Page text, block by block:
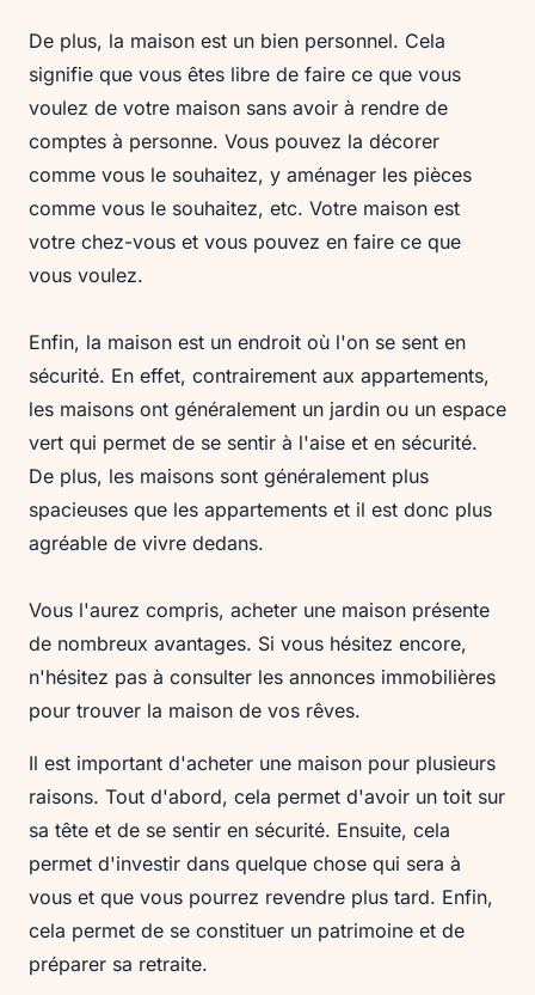
De plus, la maison est un bien personnel. Cela
signifie que vous êtes libre de faire ce que vous
voulez de votre maison sans avoir à rendre de
comptes à personne. Vous pouvez la décorer
comme vous le souhaitez, y aménager les pièces
comme vous le souhaitez, etc. Votre maison est
votre chez-vous et vous pouvez en faire ce que
vous voulez.
Enfin, la maison est un endroit où l'on se sent en
sécurité. En effet, contrairement aux appartements,
les maisons ont généralement un jardin ou un espace
vert qui permet de se sentir à l'aise et en sécurité.
De plus, les maisons sont généralement plus
spacieuses que les appartements et il est donc plus
agréable de vivre dedans.
Vous l'aurez compris, acheter une maison présente
de nombreux avantages. Si vous hésitez encore,
n'hésitez pas à consulter les annonces immobilières
pour trouver la maison de vos rêves.
Il est important d'acheter une maison pour plusieurs
raisons. Tout d'abord, cela permet d'avoir un toit sur
sa tête et de se sentir en sécurité. Ensuite, cela
permet d'investir dans quelque chose qui sera à
vous et que vous pourrez revendre plus tard. Enfin,
cela permet de se constituer un patrimoine et de
préparer sa retraite.